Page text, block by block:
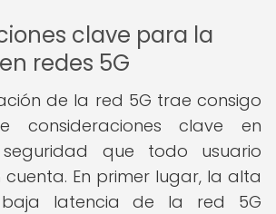
clave para la
redes 5G
de la red 5G trae consigo
consideraciones clave en
que todo usuario
En primer lugar, la alta
latencia de la red 5G